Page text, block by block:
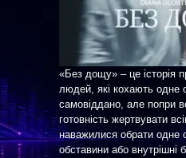
«Без дощу» – це історія
людей, які кохають одне
самовіддано, але попри
готовність жертвувати
наважилися обрати одне
обставини або внутрішні